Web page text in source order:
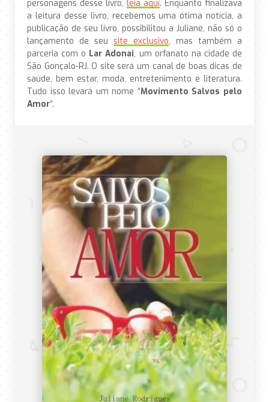
personagens desse livro, leia aqui. Enquanto finalizava
a leitura desse livro, recebemos uma ótima notícia, a
publicação de seu livro, possibilitou a Juliane, não só o
lançamento de seu site exclusivo, mas também a
parceria com o Lar Adonai, um orfanato na cidade de
São Gonçalo-RJ. O site será um canal de boas dicas de
saúde, bem estar, moda, entretenimento e literatura.
Tudo isso levará um nome “Movimento Salvos pelo
Amor“.